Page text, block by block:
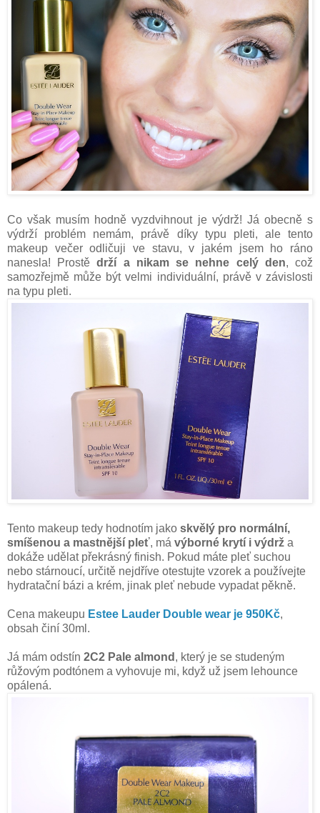
Co však musím hodně vyzdvihnout je výdrž! Já obecně s
výdrží problém nemám, právě díky typu pleti, ale tento
makeup večer odličuji ve stavu, v jakém jsem ho ráno
nanesla! Prostědrží a nikam se nehne celý den, což
samozřejmě může být velmi individuální, právě v závislosti
na typu pleti.
Tento makeup tedy hodnotím jako skvělý pro normální,
smíšenou a mastnější pleť, má výborné krytí i výdrž a
dokáže udělat překrásný finish. Pokud máte pleť suchou
nebo stárnoucí, určitě nejdříve otestujte vzorek a používejte
hydratační bázi a krém, jinak pleť nebude vypadat pěkně.
Cena makeupu Estee Lauder Double wear je 950Kč,
obsah činí 30ml.
Já mám odstín 2C2 Pale almond , který je se studeným
růžovým podtónem a vyhovuje mi, když už jsem lehounce
opálená.